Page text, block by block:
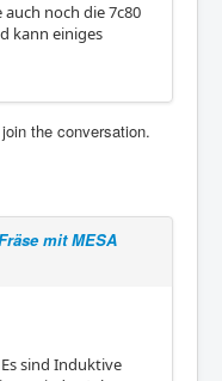
noch die 7c80
kann einiges
the conversation.
mit MESA
sind Induktive